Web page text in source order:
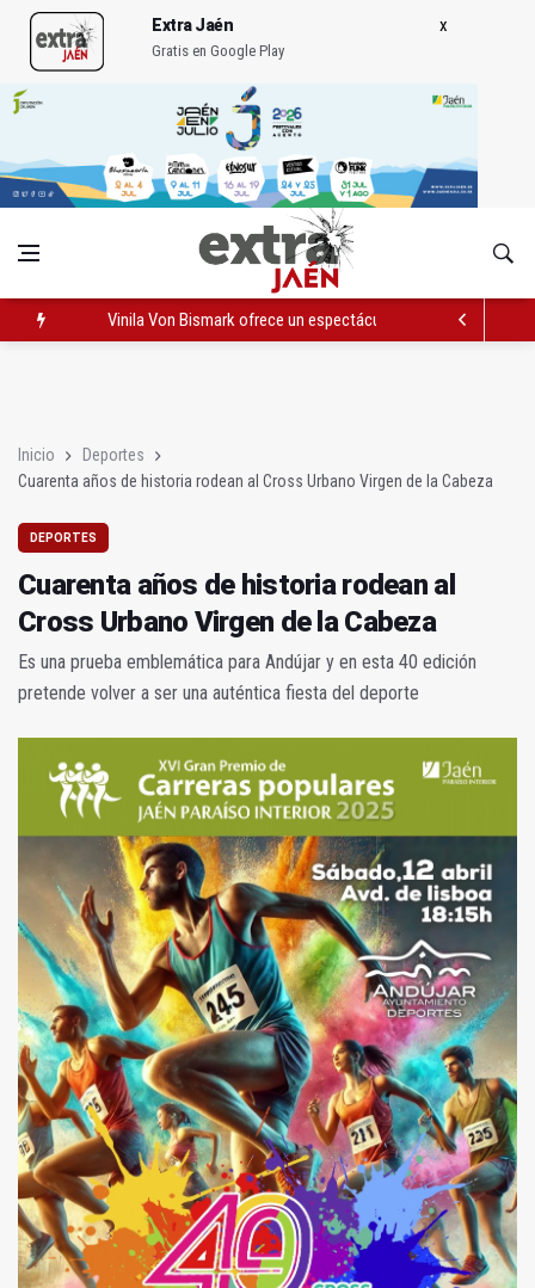
Extra Jaén
Gratis en Google Play
Vinila Von Bismark ofrece un espectáculo "rompedor" en el
Inicio
Deportes
Cuarenta años de historia rodean al Cross Urbano Virgen de la Cabeza
DEPORTES
Cuarenta años de historia rodean al
Cross Urbano Virgen de la Cabeza
Es una prueba emblemática para Andújar y en esta 40 edición
pretende volver a ser una auténtica fiesta del deporte